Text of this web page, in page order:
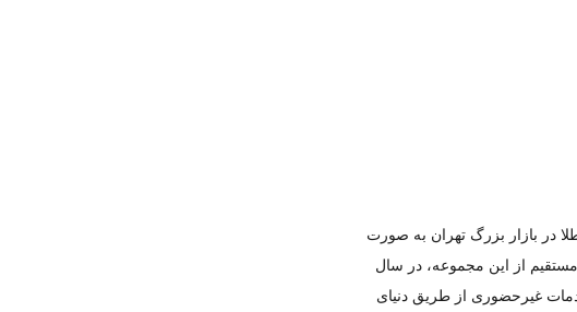
عمده) طلا در بازار بزرگ تهران به صورت
از این مجموعه، در سال
غیرحضوری از طریق دنیای